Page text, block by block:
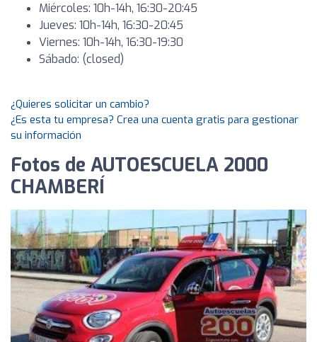
Miércoles: 10h-14h, 16:30-20:45
Jueves: 10h-14h, 16:30-20:45
Viernes: 10h-14h, 16:30-19:30
Sábado: (closed)
¿Quieres solicitar un cambio?
¿Es esta tu empresa? Crea una cuenta gratis para gestionar
su información
Fotos de AUTOESCUELA 2000
CHAMBERÍ